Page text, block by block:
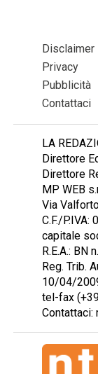
Disclaimer
Privacy
Pubblicità
Contattaci
LA
Direttore
Direttore
MP WEB
Via
C.F./P.IVA:
capitale
R.E.A.: BN
Reg. Trib.
10/04/
tel-fax
Contattaci: